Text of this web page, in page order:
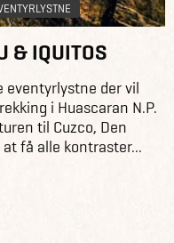
& IQUITOS
eventyrlystne der vil
i Huascaran N.P.
til Cuzco, Den
få alle kontraster...